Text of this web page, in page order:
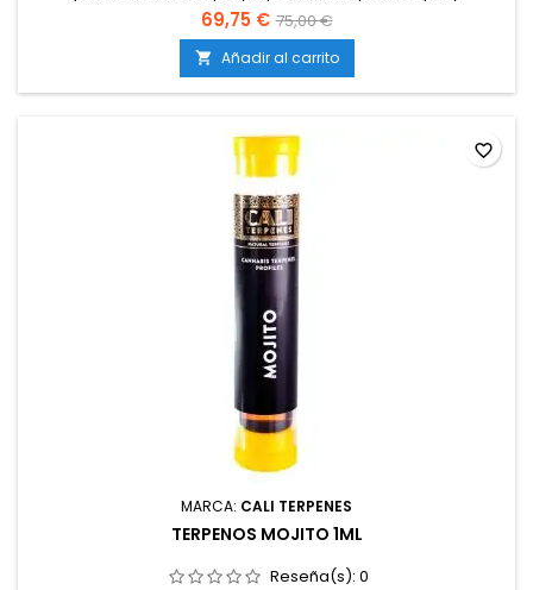
homogénea.Elaborado con terpenos 100 % naturales, sin
aditivos ni cannabinoides.Certificación de calidad
alimentaria y farmacéutica (ISO).Marca: Cali Terpenes.
69,75 € 75,00 €
 Añadir al carrito
MARCA: CALI TERPENES
TERPENOS MOJITO 1ML
Reseña(s): 0
favorite_border